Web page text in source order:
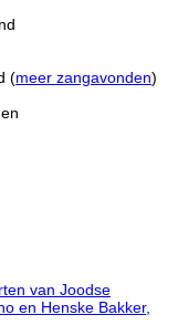
(meer zangavonden)
van Joodse
en Henske Bakker,